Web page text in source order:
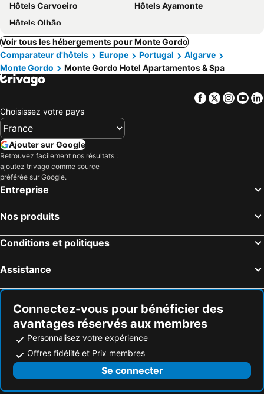
Hôtels Carvoeiro
Hôtels Ayamonte
Hôtels Olhão
Voir tous les hébergements pour Monte Gordo
Comparateur d'hôtels
Europe Portugal
Algarve
Monte Gordo
Monte Gordo Hotel Apartamentos & Spa
Facebook
Twitter
Choisissez votre pays
Ajouter sur Google
Retrouvez facilement nos résultats :
ajoutez trivago comme source
préférée sur Google.
Entreprise
Nos produits
Conditions et politiques
Assistance
Connectez-vous pour bénéficier des
avantages réservés aux membres
Personnalisez votre expérience
Offres fidélité et Prix membres
Se connecter